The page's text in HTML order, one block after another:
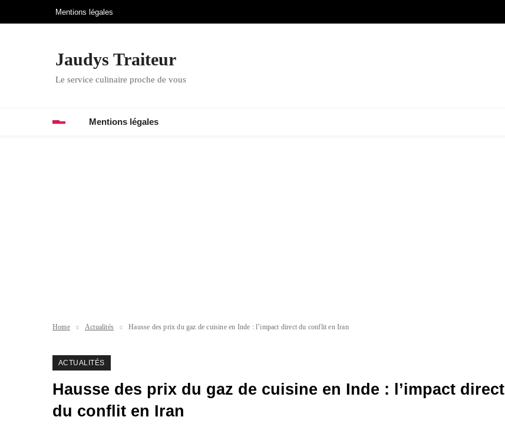
Mentions légales
Jaudys Traiteur
Le service culinaire proche de vous
Mentions légales
Home Actualités Hausse des prix du gaz de cuisine en Inde : l’impact direct du conflit en Iran
ACTUALITÉS
Hausse des prix du gaz de cuisine en Inde : l’impact direct
du conflit en Iran